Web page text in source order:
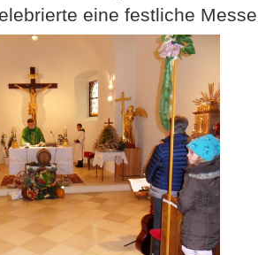
eine festliche